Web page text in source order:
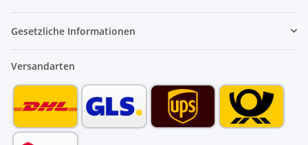
Gesetzliche Informationen
Versandarten